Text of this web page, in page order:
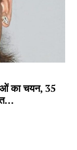
का चयन, 35